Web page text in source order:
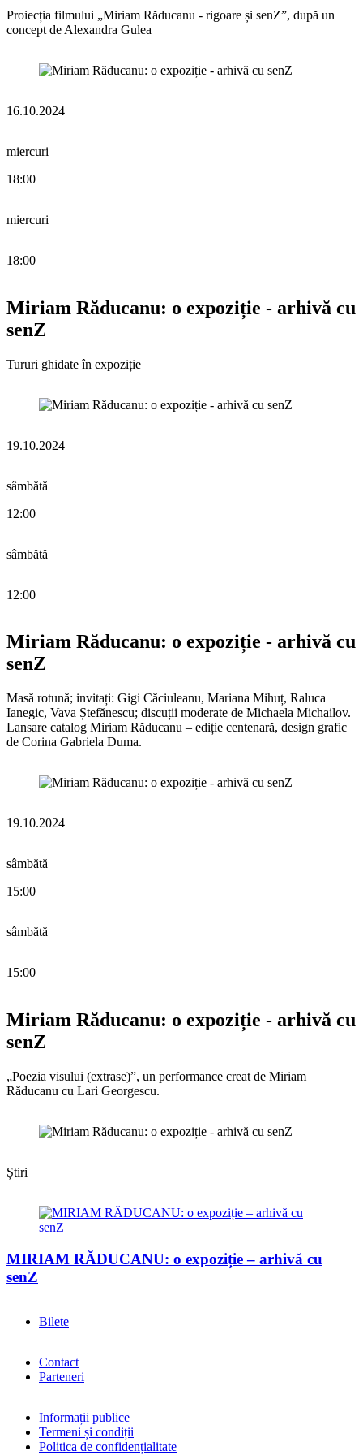
Proiecția filmului „Miriam Răducanu - rigoare și senZ”, după un
concept de Alexandra Gulea
16.10.2024
miercuri
18:00
miercuri
18:00
Miriam Răducanu: o expoziție - arhivă cu
senZ
Tururi ghidate în expoziție
19.10.2024
sâmbătă
12:00
sâmbătă
12:00
Miriam Răducanu: o expoziție - arhivă cu
senZ
Masă rotună; invitați: Gigi Căciuleanu, Mariana Mihuț, Raluca
Ianegic, Vava Ștefănescu; discuții moderate de Michaela Michailov.
Lansare catalog Miriam Răducanu – ediție centenară, design grafic
de Corina Gabriela Duma.
19.10.2024
sâmbătă
15:00
sâmbătă
15:00
Miriam Răducanu: o expoziție - arhivă cu
senZ
„Poezia visului (extrase)”, un performance creat de Miriam
Răducanu cu Lari Georgescu.
Știri
MIRIAM RĂDUCANU: o expoziție – arhivă cu
senZ
Bilete
Contact
Parteneri
Informații publice
Termeni și condiții
Politica de confidențialitate